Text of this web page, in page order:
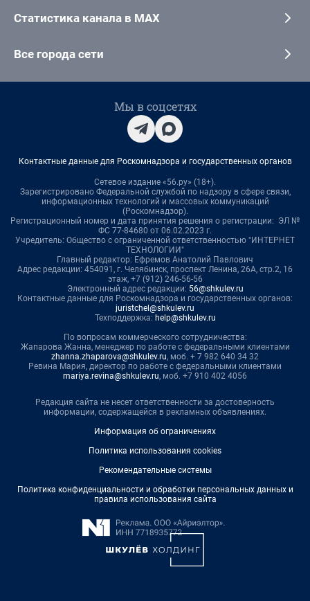
Статистика канала в MAX
Все города сети
Мы в соцсетях
Контактные данные для Роскомнадзора и государственных органов
Сетевое издание «56.ру» (18+).
Зарегистрировано Федеральной службой по надзору в сфере связи,
информационных технологий и массовых коммуникаций
(Роскомнадзор).
Регистрационный номер и дата принятия решения о регистрации: ЭЛ №
ФС 77-84680 от 06.02.2023 г.
Учредитель: Общество с ограниченной ответственностью "ИНТЕРНЕТ
ТЕХНОЛОГИИ"
Главный редактор: Ефремов Анатолий Павлович
Адрес редакции: 454091, г. Челябинск, проспект Ленина, 26А, стр.2, 16
этаж, +7 (912) 246-56-56
Электронный адрес редакции: 56@shkulev.ru
Контактные данные для Роскомнадзора и государственных органов:
juristchel@shkulev.ru
Техподдержка: help@shkulev.ru
По вопросам коммерческого сотрудничества:
Жапарова Жанна, менеджер по работе с федеральными клиентами
zhanna.zhaparova@shkulev.ru, моб. + 7 982 640 34 32
Ревина Мария, директор по работе с федеральными клиентами
mariya.revina@shkulev.ru, моб. +7 910 402 4056
Редакция сайта не несет ответственности за достоверность
информации, содержащейся в рекламных объявлениях.
Информация об ограничениях
Политика использования cookies
Рекомендательные системы
Политика конфиденциальности и обработки персональных данных и
правила использования сайта